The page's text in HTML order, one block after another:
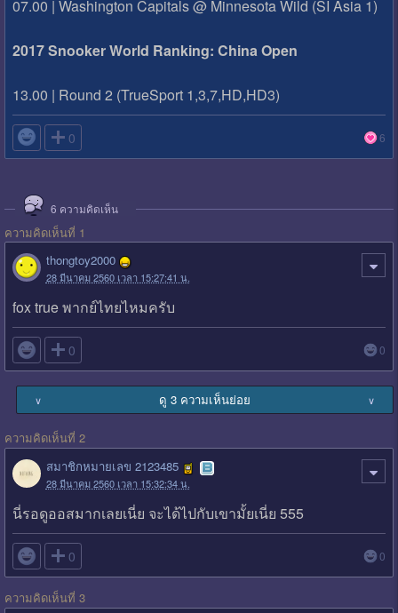
07.00 | Washington Capitals @ Minnesota Wild (SI Asia 1)
2017 Snooker World Ranking: China Open
13.00 | Round 2 (TrueSport 1,3,7,HD,HD3)
 0 6
6 ความคิดเห็น
ความคิดเห็นที่ 1
thongtoy2000
28 มีนาคม 2560 เวลา 15:27:41 น.
fox true พากย์ไทยไหมครับ
 0 0
∨ ดู 3 ความเห็นย่อย ∨
ความคิดเห็นที่ 2
สมาชิกหมายเลข 2123485
28 มีนาคม 2560 เวลา 15:32:34 น.
นี่รอดูออสมากเลยเนี่ย จะได้ไปกับเขามั้ยเนี่ย 555
 0 0
ความคิดเห็นที่ 3